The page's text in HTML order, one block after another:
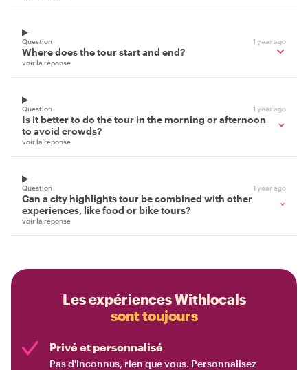
Question 1 year ago
Where does the tour start and end?
voir la réponse
Question 1 year ago
Is it better to do the tour in the morning or afternoon
to avoid crowds?
voir la réponse
Question 1 year ago
Can a city highlights tour be combined with other
experiences, like food or bike tours?
voir la réponse
Les expériences Withlocals
sont toujours
Privé et personnalisé
Pas d'inconnus, rien que vous. Personnalisez